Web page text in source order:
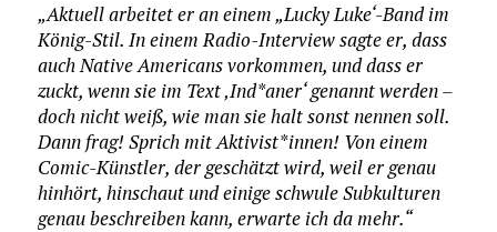
„Aktuell arbeitet er an einem „Lucky Luke‘-Band im
König-Stil. In einem Radio-Interview sagte er, dass
auch Native Americans vorkommen, und dass er
zuckt, wenn sie im Text ‚Ind*aner‘ genannt werden –
doch nicht weiß, wie man sie halt sonst nennen soll.
Dann frag! Sprich mit Aktivist*innen! Von einem
Comic-Künstler, der geschätzt wird, weil er genau
hinhört, hinschaut und einige schwule Subkulturen
genau beschreiben kann, erwarte ich da mehr.“